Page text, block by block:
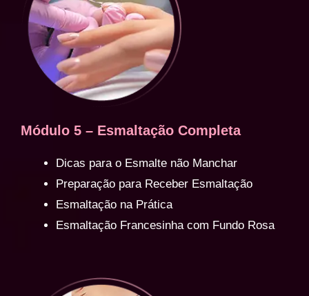
Módulo 5 – Esmaltação Completa
Dicas para o Esmalte não Manchar
Preparação para Receber Esmaltação
Esmaltação na Prática
Esmaltação Francesinha com Fundo Rosa